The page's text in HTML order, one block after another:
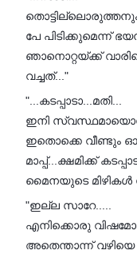
പേ പിടിക്കുമെന്ന്
ഞാനൊറ്റയ്ക്ക്
വച്ചത്..."
"...കടപ്പാടാ...മതി...
ഇനി
ഇതൊക്കെ വീണ്ടും
മാപ്പ്...ക്ഷമിക്ക്
മൈനയുടെ മിഴികൾ
"ഇല്ല സാറേ.....
എനിക്കൊരു
അതെന്താന്ന് വഴിയെ